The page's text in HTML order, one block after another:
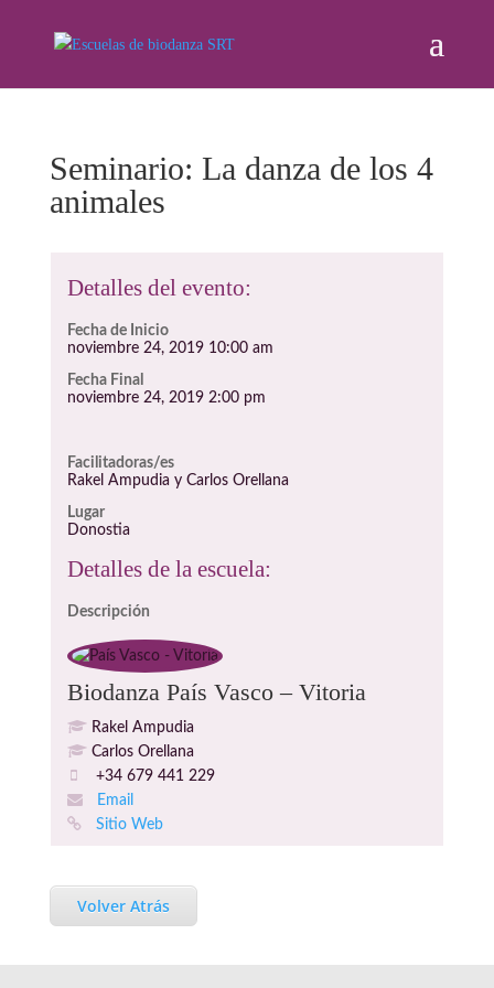
Seminario: La danza de los 4
animales
Detalles del evento:
Fecha de Inicio
noviembre 24, 2019 10:00 am
Fecha Final
noviembre 24, 2019 2:00 pm
Facilitadoras/es
Rakel Ampudia y Carlos Orellana
Lugar
Donostia
Detalles de la escuela:
Descripción
Biodanza País Vasco – Vitoria
Rakel Ampudia
Carlos Orellana
+34 679 441 229
Email
Sitio Web
Volver Atrás